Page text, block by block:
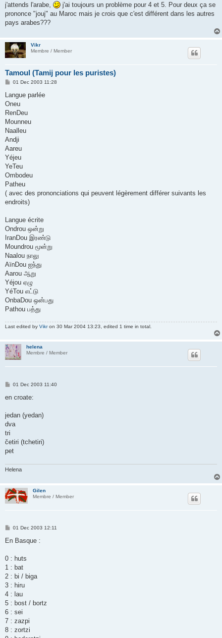
j'attends l'arabe,
j'ai toujours un problème pour 4 et 5. Pour deux ça se
prononce "jouj" au Maroc mais je crois que c'est différent dans les autres
pays arabes???
Vikr
Membre / Member
Tamoul (Tamij pour les puristes)
P
s
01 Dec 2003 11:28
Langue parlée
Oneu
RenDeu
Mounneu
Naalleu
Andji
Aareu
Yéjeu
YeTeu
Ombodeu
Patheu
( avec des prononciations qui peuvent légèrement différer suivants les
endroits)
Langue écrite
Ondrou ஒன்று
IranDou இரண்டு
Moundrou மூன்று
Naalou நாலு
AïnDou ஐந்து
Aarou ஆறு
Yéjou ஏழு
YéTou எட்டு
OnbaDou ஒன்பது
Pathou பத்து
Last edited by Vikron 30 Mar 2004 13:23, edited 1 time in total.
helena
Membre / Member
P
s
01 Dec 2003 11:40
en croate:
jedan (yedan)
dva
tri
četiri (tchetiri)
pet
Helena
Gilen
Membre / Member
P
s
01 Dec 2003 12:11
En Basque :
0 : huts
1 : bat
2 : bi / biga
3 : hiru
4 : lau
5 : bost / bortz
6 : sei
7 : zazpi
8 : zortzi